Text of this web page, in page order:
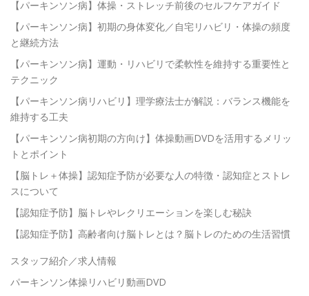
【パーキンソン病】体操・ストレッチ前後のセルフケアガイド
【パーキンソン病】初期の身体変化／自宅リハビリ・体操の頻度
と継続方法
【パーキンソン病】運動・リハビリで柔軟性を維持する重要性と
テクニック
【パーキンソン病リハビリ】理学療法士が解説：バランス機能を
維持する工夫
【パーキンソン病初期の方向け】体操動画DVDを活用するメリッ
トとポイント
【脳トレ＋体操】認知症予防が必要な人の特徴・認知症とストレ
スについて
【認知症予防】脳トレやレクリエーションを楽しむ秘訣
【認知症予防】高齢者向け脳トレとは？脳トレのための生活習慣
スタッフ紹介／求人情報
パーキンソン体操リハビリ動画DVD